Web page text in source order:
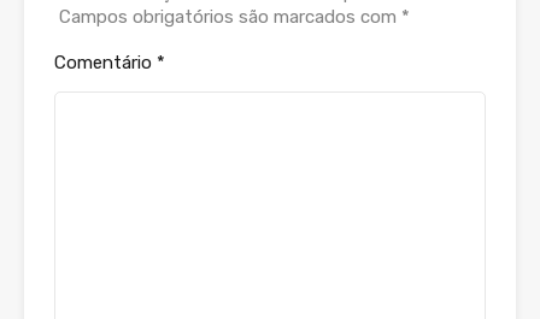
Campos obrigatórios são marcados com *
Comentário *